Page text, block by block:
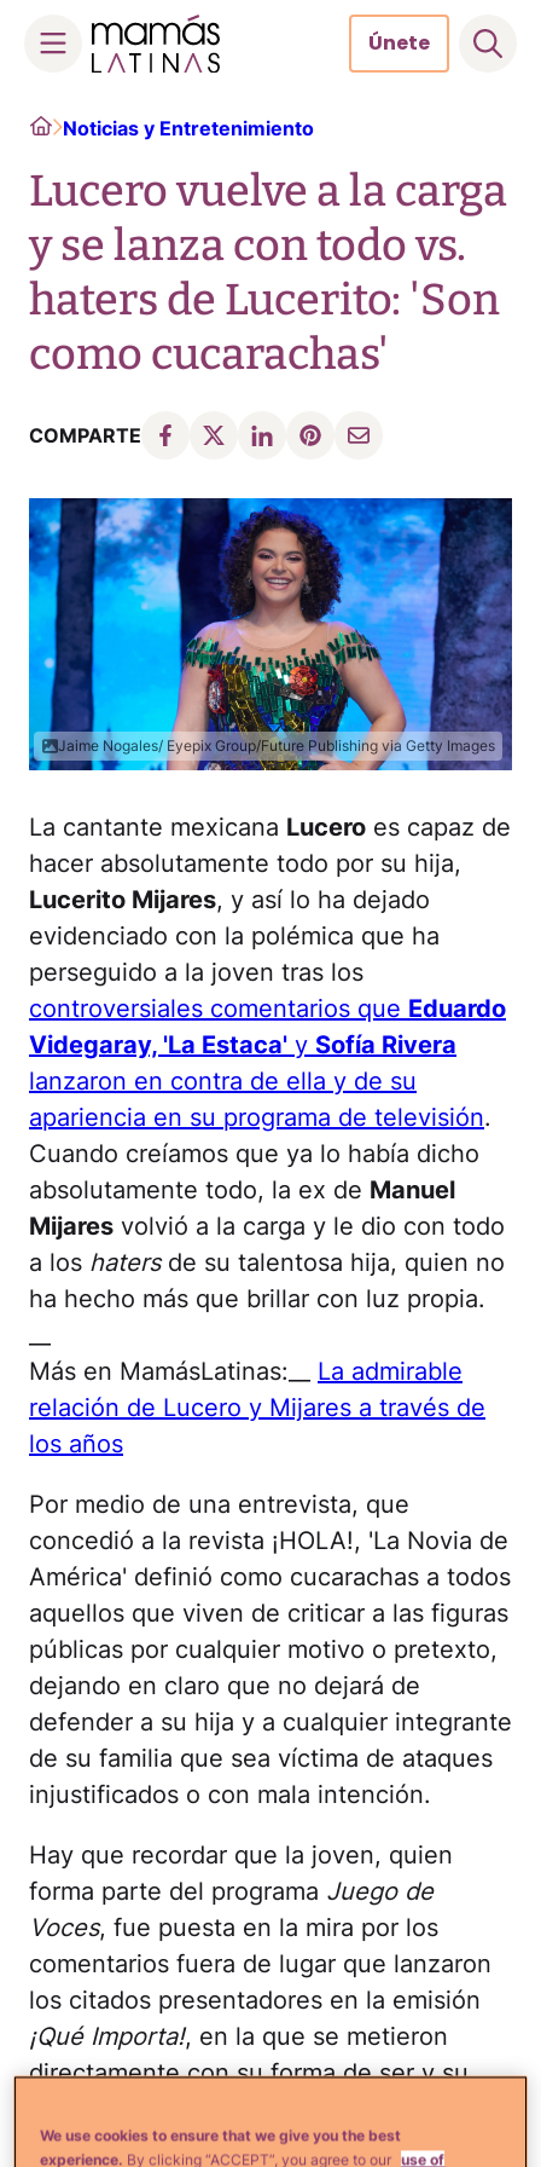
content
Únete
HomeNoticias y Entretenimiento
Lucero vuelve a la carga
y se lanza con todo vs.
haters de Lucerito: 'Son
como cucarachas'
COMPARTE
Jaime Nogales/ Eyepix Group/Future Publishing via Getty Images
La cantante mexicana Lucero es capaz de
hacer absolutamente todo por su hija,
Lucerito Mijares, y así lo ha dejado
evidenciado con la polémica que ha
perseguido a la joven tras los
controversiales comentarios que Eduardo
Videgaray, 'La Estaca' y Sofía Rivera
lanzaron en contra de ella y de su
apariencia en su programa de televisión.
Cuando creíamos que ya lo había dicho
absolutamente todo, la ex de Manuel
Mijares volvió a la carga y le dio con todo
a los hatersde su talentosa hija, quien no
ha hecho más que brillar con luz propia.
Más en MamásLatinas:__ La admirable
relación de Lucero y Mijares a través de
los años
Por medio de una entrevista, que
concedió a la revista ¡HOLA!, 'La Novia de
América' definió como cucarachas a todos
aquellos que viven de criticar a las figuras
públicas por cualquier motivo o pretexto,
dejando en claro que no dejará de
defender a su hija y a cualquier integrante
de su familia que sea víctima de ataques
injustificados o con mala intención.
Hay que recordar que la joven, quien
forma parte del programa Juego de
Voces, fue puesta en la mira por los
comentarios fuera de lugar que lanzaron
los citados presentadores en la emisión
¡Qué Importa!, en la que se metieron
directamente con su forma de ser y su
revuelo en las redes sociales y hasta se
We use cookies to ensure that we give you the best
experience. By clicking “ACCEPT”, you agree to our use of